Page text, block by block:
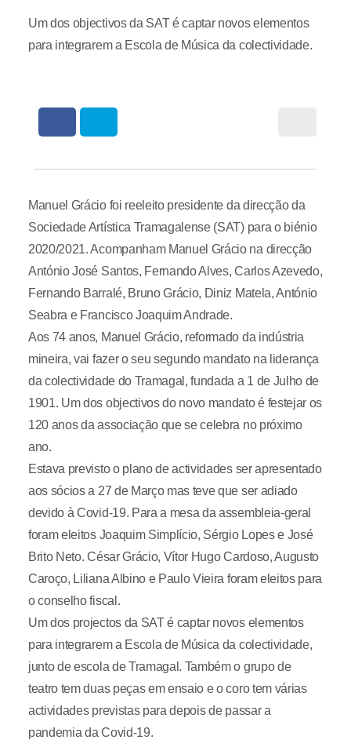
Um dos objectivos da SAT é captar novos elementos
para integrarem a Escola de Música da colectividade.
Manuel Grácio foi reeleito presidente da direcção da
Sociedade Artística Tramagalense (SAT) para o biénio
2020/2021. Acompanham Manuel Grácio na direcção
António José Santos, Fernando Alves, Carlos Azevedo,
Fernando Barralé, Bruno Grácio, Diniz Matela, António
Seabra e Francisco Joaquim Andrade.
Aos 74 anos, Manuel Grácio, reformado da indústria
mineira, vai fazer o seu segundo mandato na liderança
da colectividade do Tramagal, fundada a 1 de Julho de
1901. Um dos objectivos do novo mandato é festejar os
120 anos da associação que se celebra no próximo
ano.
Estava previsto o plano de actividades ser apresentado
aos sócios a 27 de Março mas teve que ser adiado
devido à Covid-19. Para a mesa da assembleia-geral
foram eleitos Joaquim Simplício, Sérgio Lopes e José
Brito Neto. César Grácio, Vítor Hugo Cardoso, Augusto
Caroço, Liliana Albino e Paulo Vieira foram eleitos para
o conselho fiscal.
Um dos projectos da SAT é captar novos elementos
para integrarem a Escola de Música da colectividade,
junto de escola de Tramagal. Também o grupo de
teatro tem duas peças em ensaio e o coro tem várias
actividades previstas para depois de passar a
pandemia da Covid-19.